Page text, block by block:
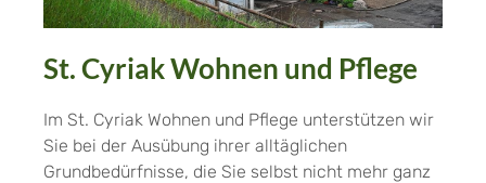
St. Cyriak Wohnen und Pflege
Im St. Cyriak Wohnen und Pflege unterstützen wir
Sie bei der Ausübung ihrer alltäglichen
Grundbedürfnisse, die Sie selbst nicht mehr ganz